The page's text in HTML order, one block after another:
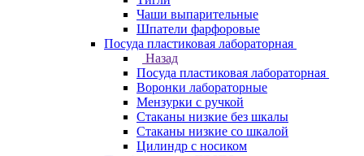
Чаши выпарительные
Шпатели фарфоровые
Посуда пластиковая лабораторная
Назад
Посуда пластиковая лабораторная
Воронки лабораторные
Мензурки с ручкой
Стаканы низкие без шкалы
Стаканы низкие со шкалой
Цилиндр с носиком